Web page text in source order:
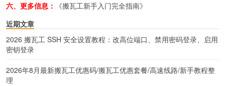
六、更多信息：
《搬瓦工新手入门完全指南》
近期文章
2026 搬瓦工 SSH 安全设置教程：改高位端口、禁用密码登录、启用
密钥登录
2026年8月最新搬瓦工优惠码/搬瓦工优惠套餐/高速线路/新手教程整
理